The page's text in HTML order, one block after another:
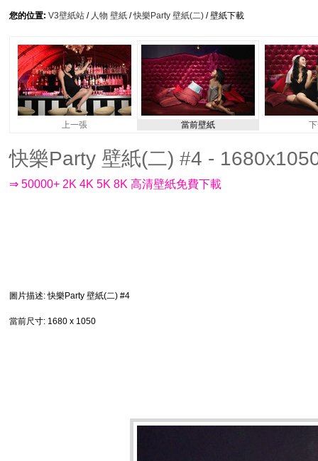
您的位置: V3壁紙站 / 人物 壁紙 /快樂Party 壁紙(二) / 壁紙下載
上一張 當前壁紙
快樂Party 壁紙(二) #4 -
⇒ 50000+ 2K 4K 5K 8K 高清壁紙免費下載
圖片描述: 快樂Party 壁紙(二) #4
當前尺寸: 1680 x 1050